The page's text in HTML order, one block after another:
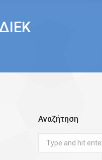
Αναζήτηση
Search: